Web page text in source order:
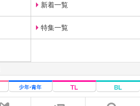
新着一覧
特集一覧